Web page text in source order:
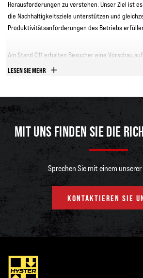
Herausforderungen zu verstehen. Unser Ziel ist
die Nachhaltigkeitsziele unterstützen und
Produktivitätsanforderungen des Betriebs
Am Stand C11 erhalten Besucher eine Vorschau
Hyster zusammen mit Zugmaschinenhersteller
mit Nuvera Wasserstoff-Brennstoffzellen wird
der vor Ort im HHLA Hamburg Green Hydrogen Hub
Diese emissionsfreie Lösung ist die jüngste in
Entwicklungen. Hyster nimmt damit eine
Elektrifizierung leistungsstärkerer
traditionell von Verbrennungsmotoren
Angeles testet Hyster gerade den ersten
Wasserstoff-Brennstoffzellen-Technologie in der
als Finalist für die World Hydrogen Awards 2023
Darüber hinaus entwickelt Hyster einen mit
bereits einen Pilotversuch mit einem
ReachStacker im Hafen von Valencia im Rahmen
LESEN SIE MEHR
MIT UNS FINDEN SIE DIE
Sprechen Sie mit einem
KONTAKTIEREN SIE